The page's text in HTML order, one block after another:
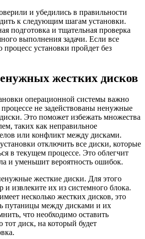
и убедились в правильности
к следующим шагам установки.
подготовка и тщательная проверка
выполнения задачи. Если все
процесс установки пройдет без
жестких дисков
операционной системы важно
процессе не задействованы ненужные
Это поможет избежать множества
таких как неправильное
или конфликт между дисками.
отключить все диски, которые
в текущем процессе. Это облегчит
и уменьшит вероятность ошибок.
жесткие диски. Для этого
извлеките их из системного блока.
несколько жестких дисков, это
путаницы между дисками и их
что необходимо оставить
диск, на который будет